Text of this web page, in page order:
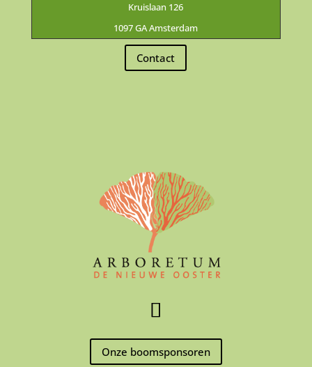
Kruislaan 126
1097 GA Amsterdam
Contact
Onze boomsponsoren